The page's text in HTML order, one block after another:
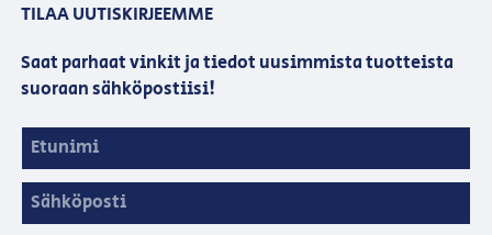
TILAA UUTISKIRJEEMME
Saat parhaat vinkit ja tiedot uusimmista tuotteista
suoraan sähköpostiisi!